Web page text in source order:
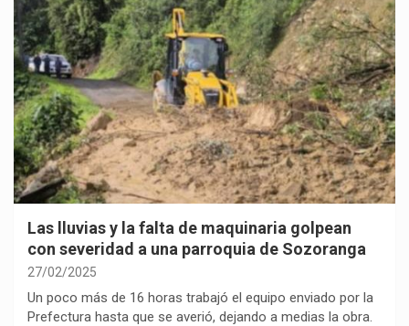
Las lluvias y la falta de maquinaria golpean
con severidad a una parroquia de Sozoranga
27/02/2025
Un poco más de 16 horas trabajó el equipo enviado por la
Prefectura hasta que se averió, dejando a medias la obra.